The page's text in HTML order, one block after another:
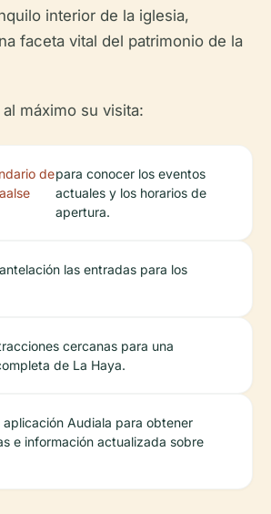
interior de la iglesia,
faceta vital del patrimonio de la
máximo su visita:
depara conocer los eventos
actuales y los horarios de
apertura.
las entradas para los
cercanas para una
de La Haya.
aplicación Audiala para obtener
e información actualizada sobre